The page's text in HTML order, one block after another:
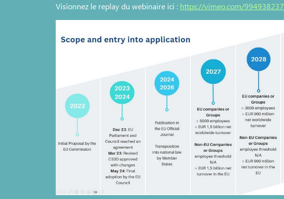
Visionnez le replay du webinaire ici : https://vimeo.com/994938237